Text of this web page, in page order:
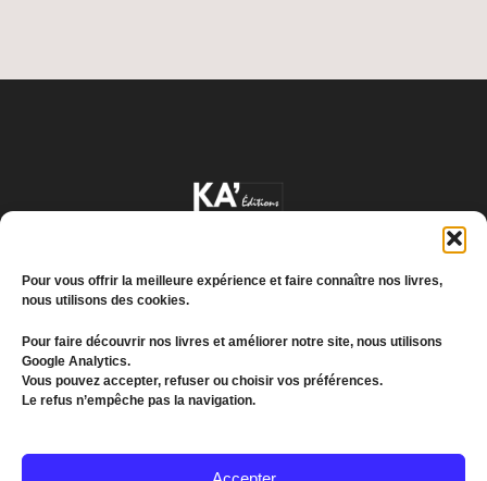
Pour vous offrir la meilleure expérience et faire connaître nos livres,
nous utilisons des cookies.
Pour faire découvrir nos livres et améliorer notre site, nous utilisons
Google Analytics.
Vous pouvez accepter, refuser ou choisir vos préférences.
Le refus n’empêche pas la navigation.
Conditions générales de vente
Politique de confidentialité
© 2022 MEDDKOL. All Rights Reserved